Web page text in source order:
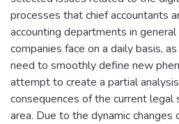
processes that chief accountants
accounting departments in general
companies face on a daily basis,
need to smoothly define new
attempt to create a partial
consequences of the current legal
area. Due to the dynamic changes